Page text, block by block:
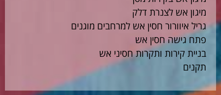
מיגון אש לצנרת דלק
גריל איוורור חסין אש למרחבים מוגנים
פתח גישה חסין אש
בניית קירות ותקרות חסיני אש
תקנים